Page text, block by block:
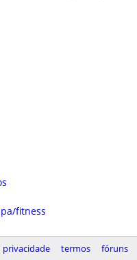
fitness
privacidade termos fóruns